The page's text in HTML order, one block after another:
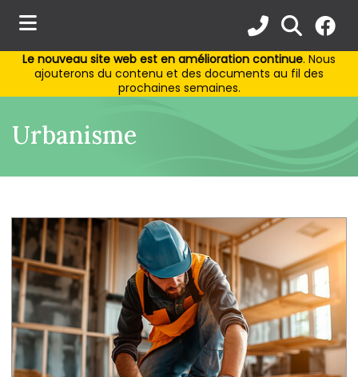
(Municipalité )
(Services aux citoyens )
(Activités et loisirs )
Le nouveau site web est en amélioration continue. Nous
ajouterons du contenu et des documents au fil des
prochaines semaines.
Urbanisme